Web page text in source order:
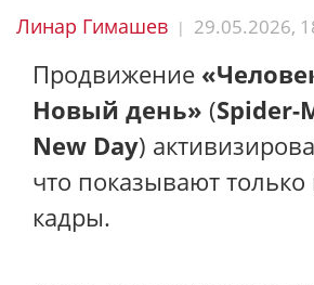
Линар Гимашев | 29.05.2026,
Продвижение
Новый день» (Spider-
New Day)
что показывают
кадры.